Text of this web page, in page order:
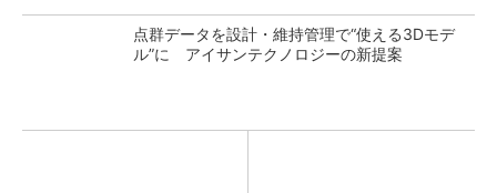
点群データを設計・維持管理で“使える3Dモデ
ル”に アイサンテクノロジーの新提案